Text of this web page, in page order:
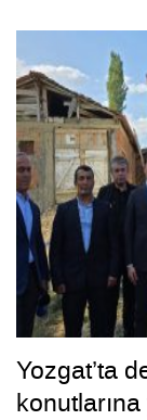
Yozgat’ta